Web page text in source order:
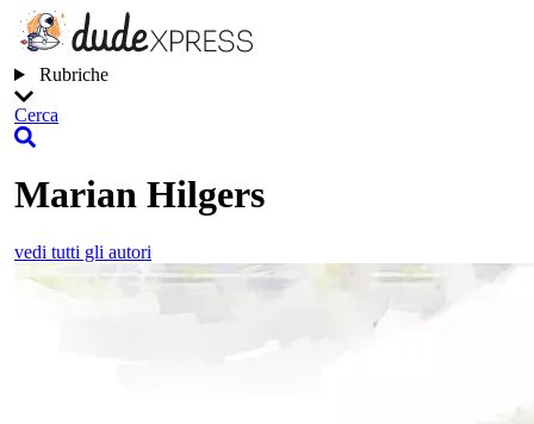
Rubriche
Cerca
Marian Hilgers
vedi tutti gli autori